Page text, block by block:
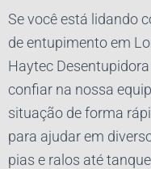
Se você está lidando
deentupimentoem
Haytec
confiar na nossa
situação de forma
para ajudar em
pias e ralos até